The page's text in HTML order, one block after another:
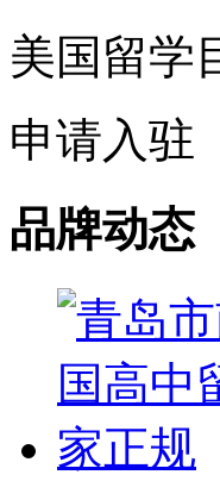
美国留学
申请入驻
品牌动态